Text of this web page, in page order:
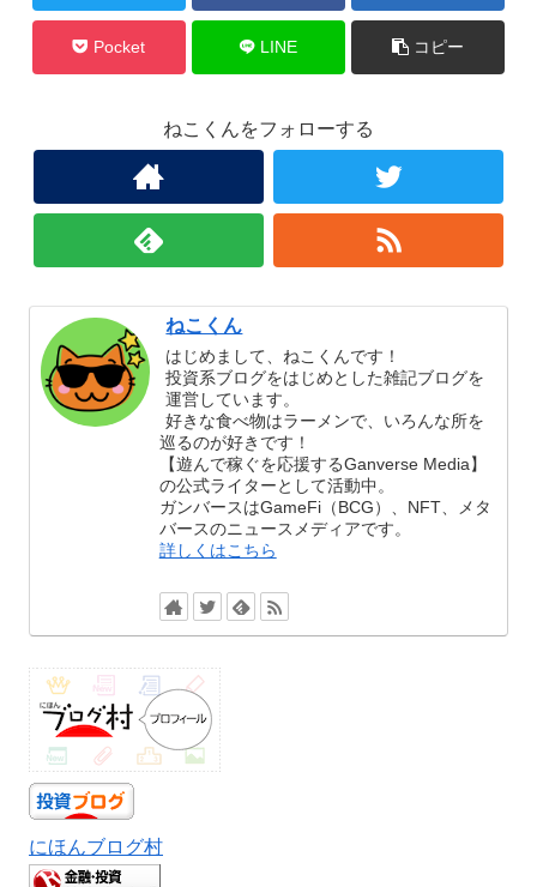
Pocket LINE コピー
ねこくんをフォローする
ねこくん
はじめまして、ねこくんです！
投資系ブログをはじめとした雑記ブログを
運営しています。
好きな食べ物はラーメンで、いろんな所を
巡るのが好きです！
【遊んで稼ぐを応援するGanverse Media】
の公式ライターとして活動中。
ガンバースはGameFi（BCG）、NFT、メタ
バースのニュースメディアです。
詳しくはこちら
にほんブログ村